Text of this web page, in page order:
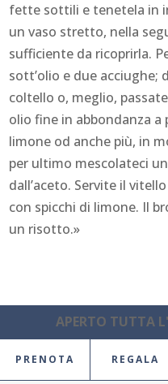
fette sottili e tenetela in
un vaso stretto, nella
sufficiente da ricoprirla.
sott’olio e due acciughe;
coltello o, meglio,
olio fine in abbondanza a
limone od anche più, in
per ultimo mescolateci
dall’aceto. Servite il
con spicchi di limone. Il
un risotto.»
APERTO TUTTA
PRENOTA REGALA